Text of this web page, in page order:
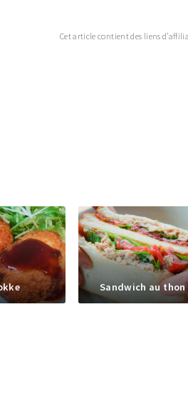
Cet article contient des liens
Sandwich au thon